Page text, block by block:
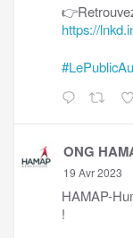
https://
ONG
19 Avr 2023
HAMAP-
!